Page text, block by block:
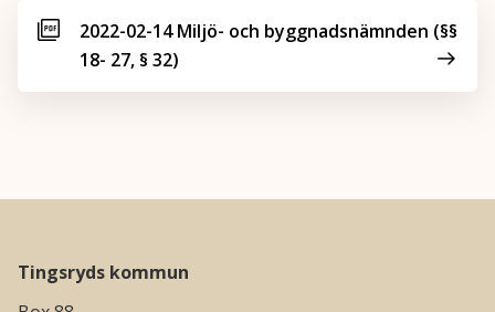
2022-02-14 Miljö- och byggnadsnämnden (§§
18- 27, § 32)
Tingsryds kommun